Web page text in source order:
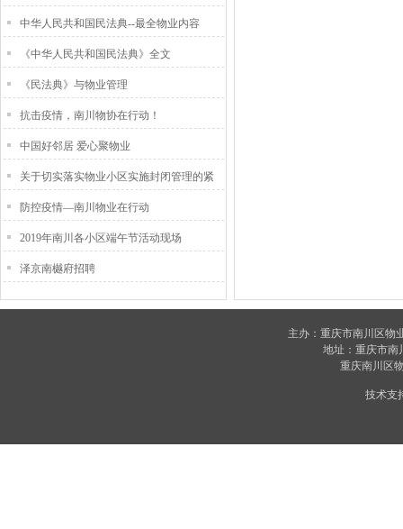
中华人民共和国民法典--最全物业内容
《中华人民共和国民法典》全文
《民法典》与物业管理
抗击疫情，南川物协在行动！
中国好邻居 爱心聚物业
关于切实落实物业小区实施封闭管理的紧
防控疫情—南川物业在行动
2019年南川各小区端午节活动现场
泽京南樾府招聘
主办：重庆市南川区
地址：重庆市南
重庆南川区
技术支